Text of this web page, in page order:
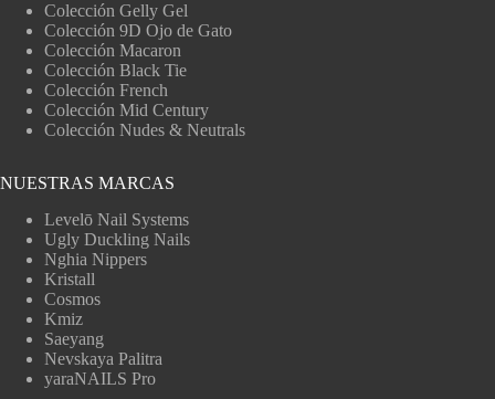
Colección Gelly Gel
Colección 9D Ojo de Gato
Colección Macaron
Colección Black Tie
Colección French
Colección Mid Century
Colección Nudes & Neutrals
NUESTRAS MARCAS
Levelō Nail Systems
Ugly Duckling Nails
Nghia Nippers
Kristall
Cosmos
Kmiz
Saeyang
Nevskaya Palitra
yaraNAILS Pro